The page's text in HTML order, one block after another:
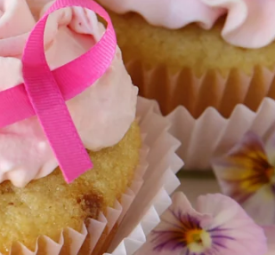
Aprenda com o Cookidoo®